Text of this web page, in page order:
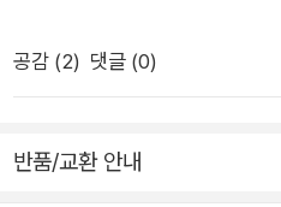
싫어서 그거 안할라고 네이버
로 들어가서 찾아보고 있더라며..
했음. 아 진짜 전국민 스트레스
다. 그렇게 되지 않았지만.. ㅠㅠ
공감 (2) 댓글 (0)
반품/교환 안내